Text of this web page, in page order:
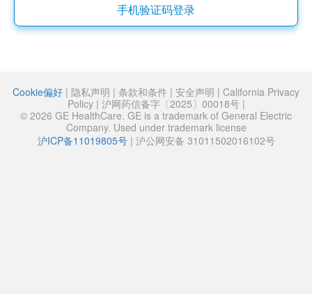
手机验证码登录
Cookie偏好 | 隐私声明 | 条款和条件 | 安全声明 | California Privacy
Policy| 沪网药信备字〔2025〕00018号|
© 2026 GE HealthCare. GE is a trademark of General Electric
Company. Used under trademark license
沪ICP备11019805号| 沪公网安备 31011502016102号